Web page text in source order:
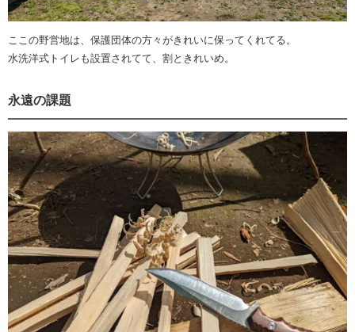
ここの野営地は、保護団体の方々がきれいに保ってくれてる。
水洗洋式トイレも設置されてて、割ときれいめ。
永遠の課題